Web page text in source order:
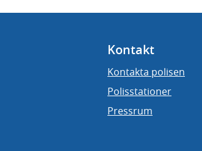
Kontakt
Kontakta polisen
Polisstationer
Pressrum